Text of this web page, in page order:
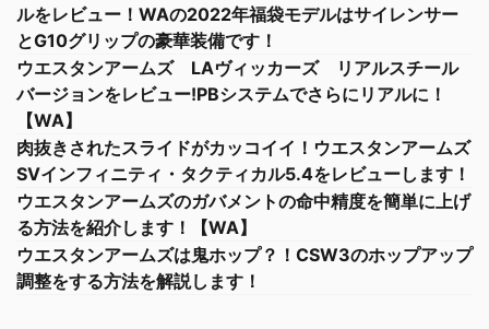
ルをレビュー！WAの2022年福袋モデルはサイレンサー
とG10グリップの豪華装備です！
ウエスタンアームズ LAヴィッカーズ リアルスチール
バージョンをレビュー!PBシステムでさらにリアルに！
【WA】
肉抜きされたスライドがカッコイイ！ウエスタンアームズ
SVインフィニティ・タクティカル5.4をレビューします！
ウエスタンアームズのガバメントの命中精度を簡単に上げ
る方法を紹介します！【WA】
ウエスタンアームズは鬼ホップ？！CSW3のホップアップ
調整をする方法を解説します！